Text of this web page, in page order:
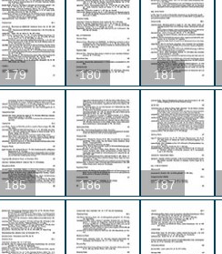
179 180 181
185 186 187